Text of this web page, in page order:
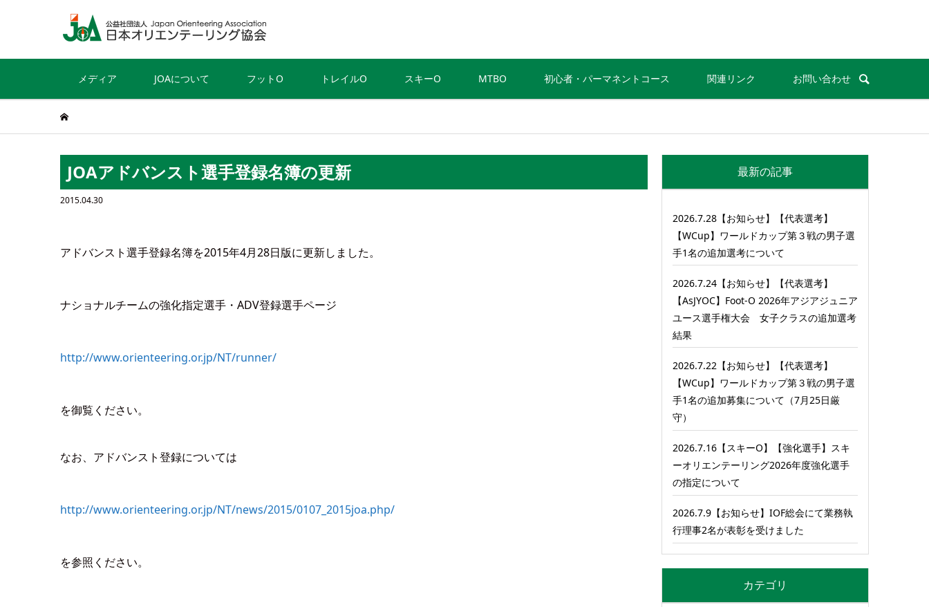
メディア JOAについて フットO トレイルO スキーO MTBO 初心者・パーマネントコース 関連リンク お問い合わせ
JOAアドバンスト選手登録名簿の更新
2015.04.30
アドバンスト選手登録名簿を2015年4月28日版に更新しました。
ナショナルチームの強化指定選手・ADV登録選手ページ
http://www.orienteering.or.jp/NT/runner/
を御覧ください。
なお、アドバンスト登録については
http://www.orienteering.or.jp/NT/news/2015/0107_2015joa.php/
を参照ください。
最新の記事
2026.7.28【お知らせ】【代表選考】
【WCup】ワールドカップ第３戦の男子選
手1名の追加選考について
2026.7.24【お知らせ】【代表選考】
【AsJYOC】Foot-O 2026年アジアジュニア
ユース選手権大会 女子クラスの追加選考
結果
2026.7.22【お知らせ】【代表選考】
【WCup】ワールドカップ第３戦の男子選
手1名の追加募集について（7月25日厳
守）
2026.7.16【スキーO】【強化選手】スキ
ーオリエンテーリング2026年度強化選手
の指定について
2026.7.9【お知らせ】IOF総会にて業務執
行理事2名が表彰を受けました
カテゴリ